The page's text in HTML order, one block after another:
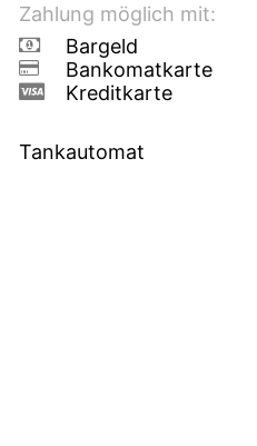
Zahlung möglich mit:
Bargeld
Bankomatkarte
Kreditkarte
Tankautomat